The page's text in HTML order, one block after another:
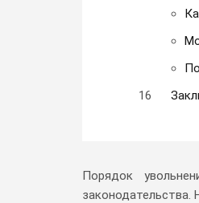
Порядок
законодательства.